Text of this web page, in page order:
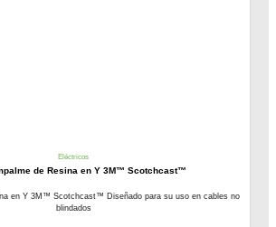
Eléctricos
de Resina en Y 3M™ Scotchcast™
en Y 3M™ Scotchcast™ Diseñado para su uso en cables no
blindados